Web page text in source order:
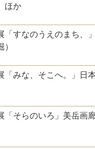
ほか
「すなのうえのまち、
）
「みな、そこへ。」日
「そらのいろ」美岳画